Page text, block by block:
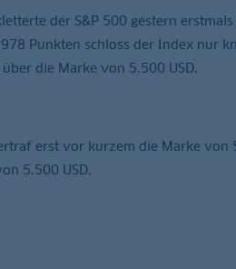
der S&P 500 gestern
Punkten schloss der Index nur
die Marke von 5.500 USD.
erst vor kurzem die Marke von
5.500 USD.